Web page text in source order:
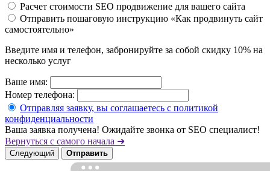
Расчет стоимости SEO продвижение для вашего сайта
Отправить пошаговую инструкцию «Как продвинуть сайт
самостоятельно»
Введите имя и телефон, забронируйте за собой скидку 10% на
несколько услуг
Ваше имя:
Номер телефона:
Отправляя заявку, вы соглашаетесь с политикой
конфиденциальности
Ваша заявка получена! Ожидайте звонка от SEO специалист!
Вернуться с самого начала ➜
Следующий Отправить